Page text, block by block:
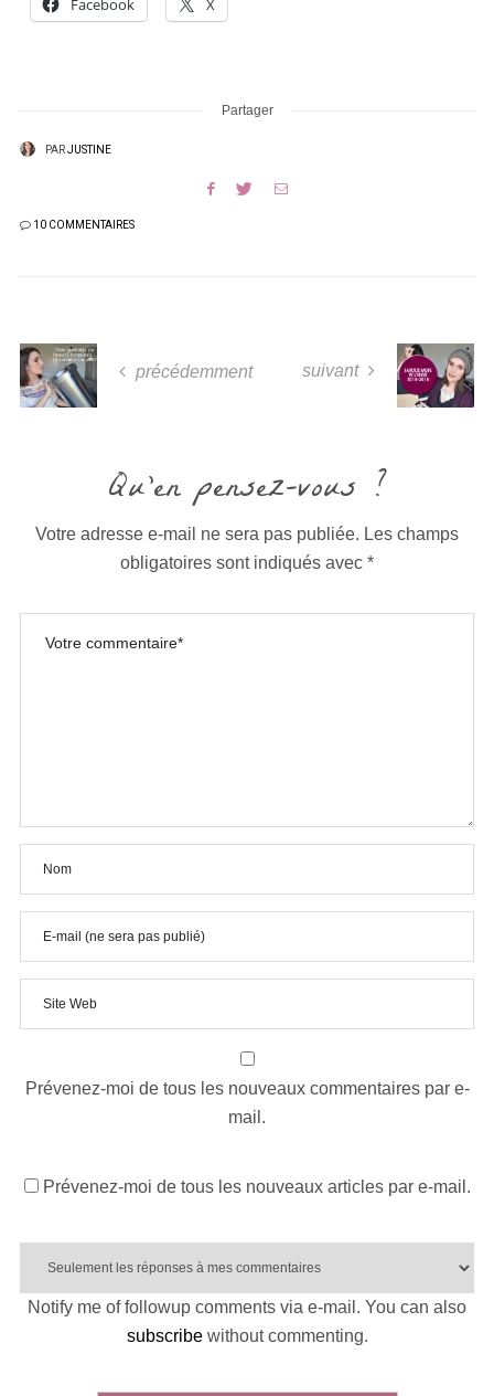
Facebook X
Partager
PARJUSTINE
10 COMMENTAIRES
précédemment suivant
Qu'en pensez-vous ?
Votre adresse e-mail ne sera pas publiée. Les champs
obligatoires sont indiqués avec *
Prévenez-moi de tous les nouveaux commentaires par e-
mail.
Prévenez-moi de tous les nouveaux articles par e-mail.
Notify me of followup comments via e-mail. You can also
subscribewithout commenting.